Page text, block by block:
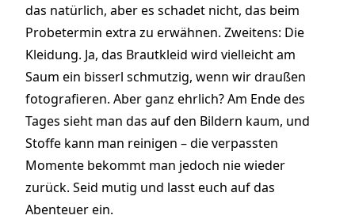
das natürlich, aber es schadet nicht, das beim
Probetermin extra zu erwähnen. Zweitens: Die
Kleidung. Ja, das Brautkleid wird vielleicht am
Saum ein bisserl schmutzig, wenn wir draußen
fotografieren. Aber ganz ehrlich? Am Ende des
Tages sieht man das auf den Bildern kaum, und
Stoffe kann man reinigen – die verpassten
Momente bekommt man jedoch nie wieder
zurück. Seid mutig und lasst euch auf das
Abenteuer ein.